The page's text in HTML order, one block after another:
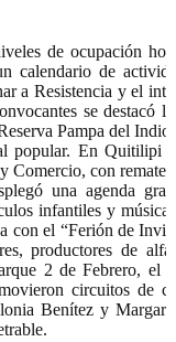
de ocupación
calendario de
a Resistencia y el
se destacó
Pampa del
popular. En Quitilipi
Comercio, con
una agenda
infantiles y
con el “Ferión de
productores de
2 de Febrero, el
circuitos de
Benítez y